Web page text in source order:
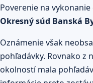
Poverenie na
Okresný súd Banská
Oznámenie však
pohľadávky. Rovnako z
okolností mala